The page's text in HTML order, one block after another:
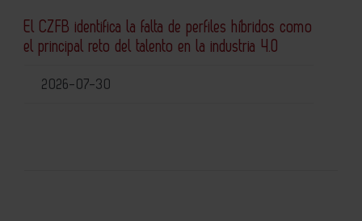
El CZFB identifica la falta de perfiles híbridos como
el principal reto del talento en la industria 4.0
2026-07-30